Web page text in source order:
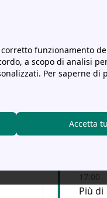
funzionamento
a scopo di analisi
Per saperne di
Accetta
sul fornitore
NeN
17:00
Più di